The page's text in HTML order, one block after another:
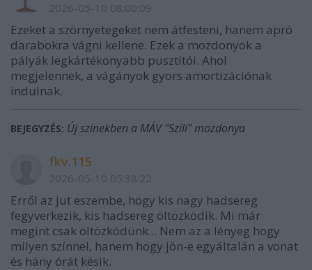
2026-05-10 08:00:09
Ezeket a szörnyetegeket nem átfesteni, hanem apró
darabokra vágni kellene. Ezek a mozdonyok a
pályák legkártékonyabb pusztítói. Ahol
megjelennek, a vágányok gyors amortizációnak
indulnak.
BEJEGYZÉS: Új színekben a MÁV "Szili" mozdonya
fkv.115
2026-05-10 05:38:22
Erről az jut eszembe, hogy kis nagy hadsereg
fegyverkezik, kis hadsereg öltözködik. Mi már
megint csak öltözködünk... Nem az a lényeg hogy
milyen színnel, hanem hogy jön-e egyáltalán a vonat
és hány órát késik.